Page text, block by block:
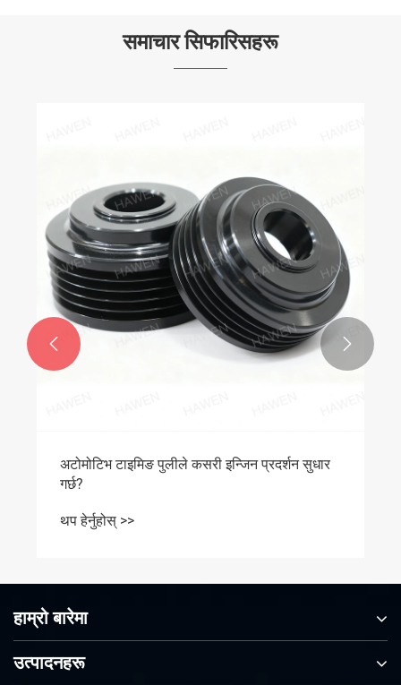
समाचार सिफारिसहरू
अटोमोटिभ टाइमिङ पुलीले कसरी इन्जिन प्रदर्शन सुधार
गर्छ?
थप हेर्नुहोस् >>
 
हाम्रो बारेमा
उत्पादनहरू